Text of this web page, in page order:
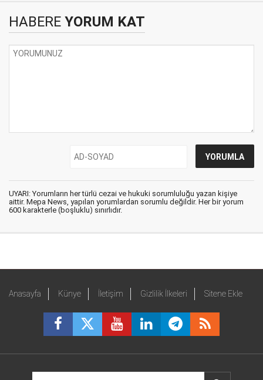
HABERE YORUM KAT
UYARI: Yorumların her türlü cezai ve hukuki sorumluluğu yazan kişiye
aittir. Mepa News, yapılan yorumlardan sorumlu değildir. Her bir yorum
600 karakterle (boşluklu) sınırlıdır.
Anasayfa Künye İletişim Gizlilik İlkeleri Sitene Ekle